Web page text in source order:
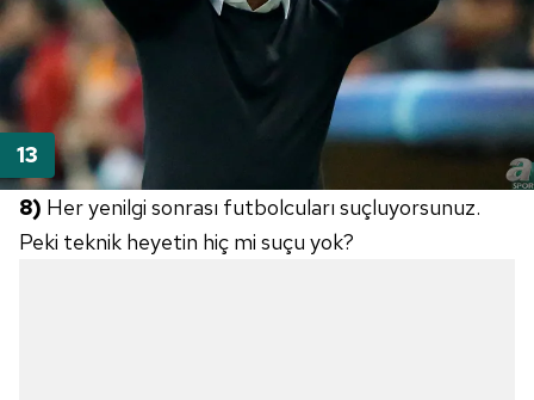
8) Her yenilgi sonrası futbolcuları suçluyorsunuz.
Peki teknik heyetin hiç mi suçu yok?